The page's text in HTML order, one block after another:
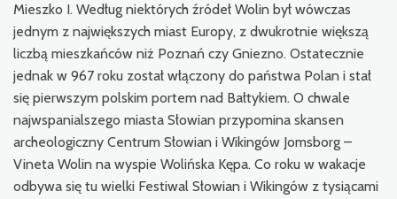
Mieszko I. Według niektórych źródeł Wolin był wówczas
jednym z największych miast Europy, z dwukrotnie większą
liczbą mieszkańców niż Poznań czy Gniezno. Ostatecznie
jednak w 967 roku został włączony do państwa Polan i stał
się pierwszym polskim portem nad Bałtykiem. O chwale
najwspanialszego miasta Słowian przypomina skansen
archeologiczny Centrum Słowian i Wikingów Jomsborg –
Vineta Wolin na wyspie Wolińska Kępa. Co roku w wakacje
odbywa się tu wielki Festiwal Słowian i Wikingów z tysiącami